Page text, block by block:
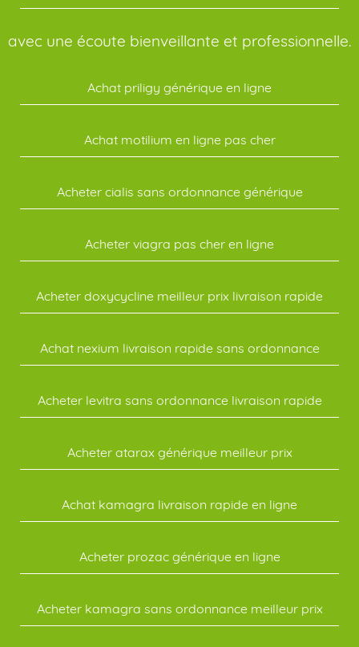
avec une écoute bienveillante et professionnelle.
Achat priligy générique en ligne
Achat motilium en ligne pas cher
Acheter cialis sans ordonnance générique
Acheter viagra pas cher en ligne
Acheter doxycycline meilleur prix livraison rapide
Achat nexium livraison rapide sans ordonnance
Acheter levitra sans ordonnance livraison rapide
Acheter atarax générique meilleur prix
Achat kamagra livraison rapide en ligne
Acheter prozac générique en ligne
Acheter kamagra sans ordonnance meilleur prix